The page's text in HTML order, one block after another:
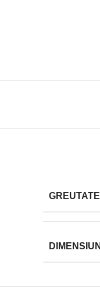
GREUTATE
DIMENSIUNI